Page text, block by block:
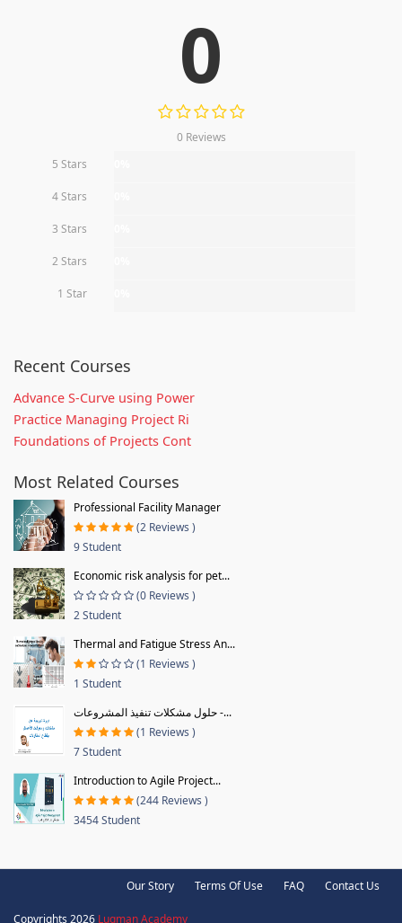
0
0 Reviews
5 Stars
4 Stars
3 Stars
2 Stars
1 Star
Recent Courses
Advance S-Curve using Power
Practice Managing Project Ri
Foundations of Projects Cont
Most Related Courses
Professional Facility Manager
(2 Reviews )
9 Student
Economic risk analysis for pet...
(0 Reviews )
2 Student
Thermal and Fatigue Stress An...
(1 Reviews )
1 Student
حلول مشكلات تنفيذ المشروعات -...
(1 Reviews )
7 Student
Introduction to Agile Project...
(244 Reviews )
3454 Student
Our Story Terms Of Use FAQ Contact Us
Copyrights 2026 Luqman Academy